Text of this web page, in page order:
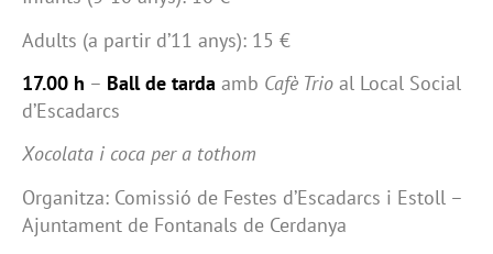
Adults (a partir d’11 anys): 15 €
17.00 h – Ball de tarda amb Cafè Trio al Local Social
d’Escadarcs
Xocolata i coca per a tothom
Organitza: Comissió de Festes d’Escadarcs i Estoll –
Ajuntament de Fontanals de Cerdanya